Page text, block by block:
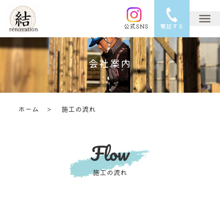
公式SNS 電話する
会社案内
ホーム ＞ 施工の流れ
Flow
施工の流れ